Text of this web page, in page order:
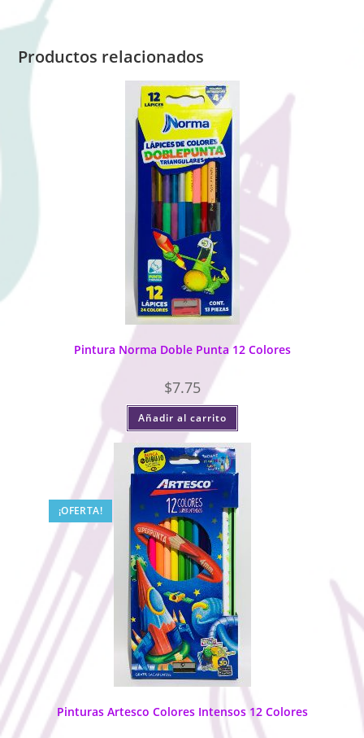
Productos relacionados
Pintura Norma Doble Punta 12 Colores
$7.75
Añadir al carrito
¡OFERTA!
Pinturas Artesco Colores Intensos 12 Colores